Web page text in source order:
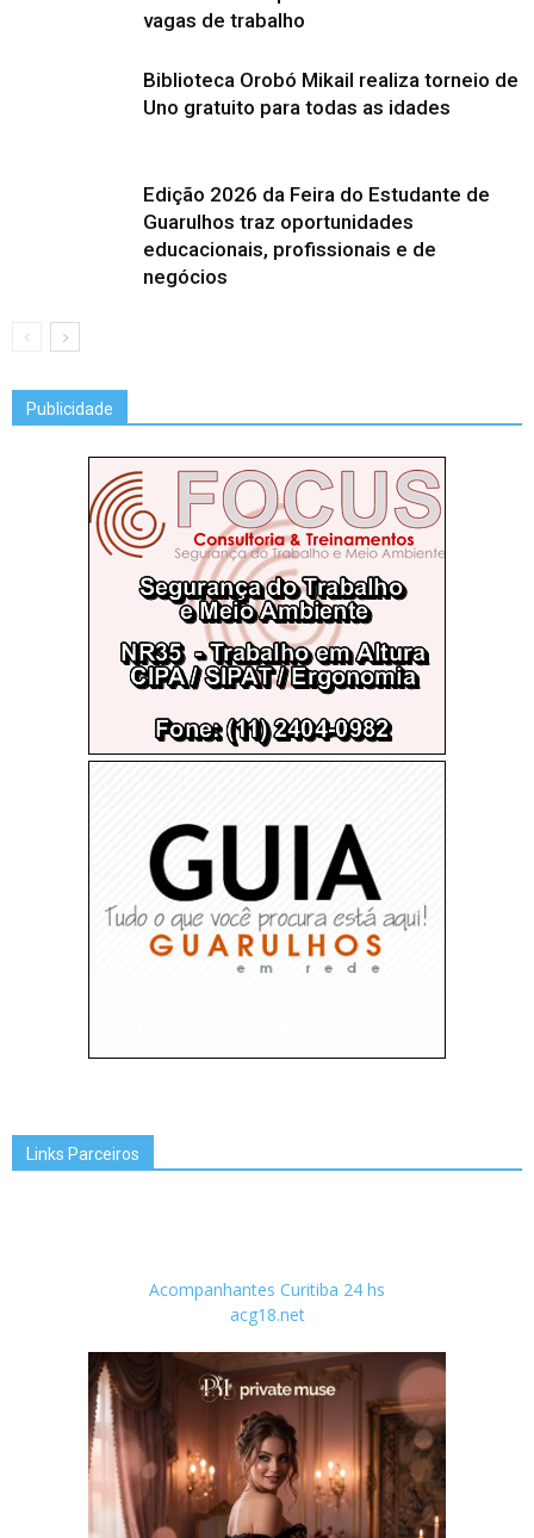
vagas de trabalho
Biblioteca Orobó Mikail realiza torneio de
Uno gratuito para todas as idades
Edição 2026 da Feira do Estudante de
Guarulhos traz oportunidades
educacionais, profissionais e de
negócios
Publicidade
Links Parceiros
Acompanhantes Curitiba 24 hs
acg18.net